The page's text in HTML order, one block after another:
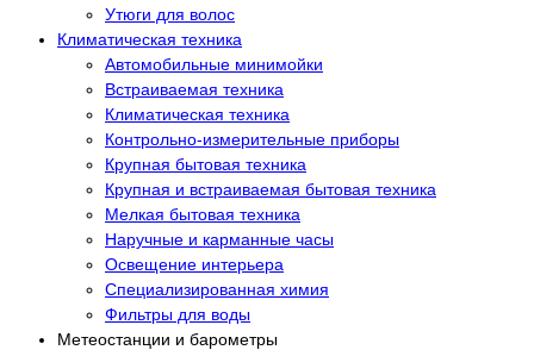
Утюги для волос
Климатическая техника
Автомобильные минимойки
Встраиваемая техника
Климатическая техника
Контрольно-измерительные приборы
Крупная бытовая техника
Крупная и встраиваемая бытовая техника
Мелкая бытовая техника
Наручные и карманные часы
Освещение интерьера
Специализированная химия
Фильтры для воды
Метеостанции и барометры